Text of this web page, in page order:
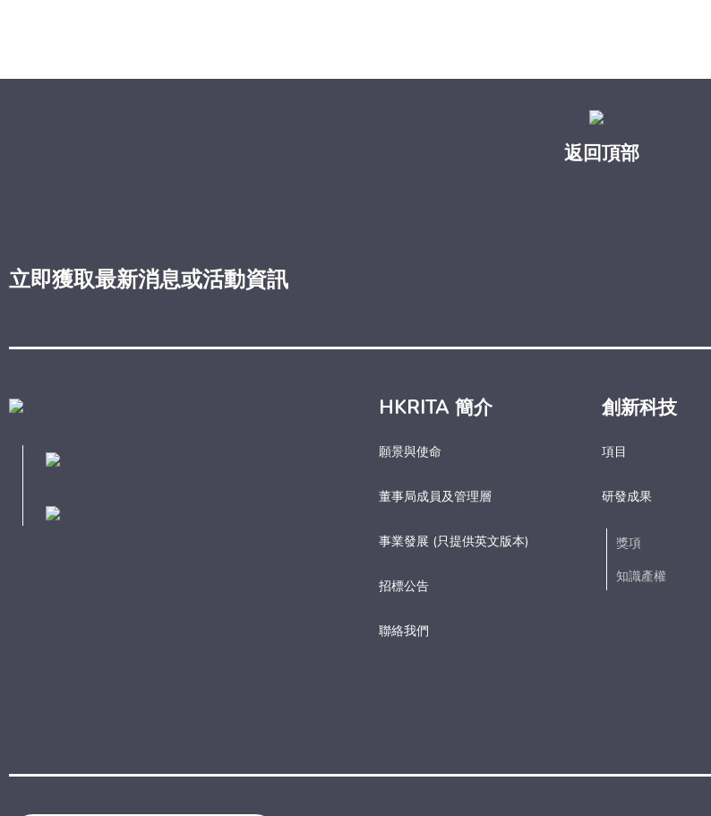
返回頂部
立即獲取最新消息或活動資訊
HKRITA 簡介
願景與使命
董事局成員及管理層
事業發展 (只提供英文版本)
招標公告
聯絡我們
創新科技
項目
研發成果
獎項
知識產權